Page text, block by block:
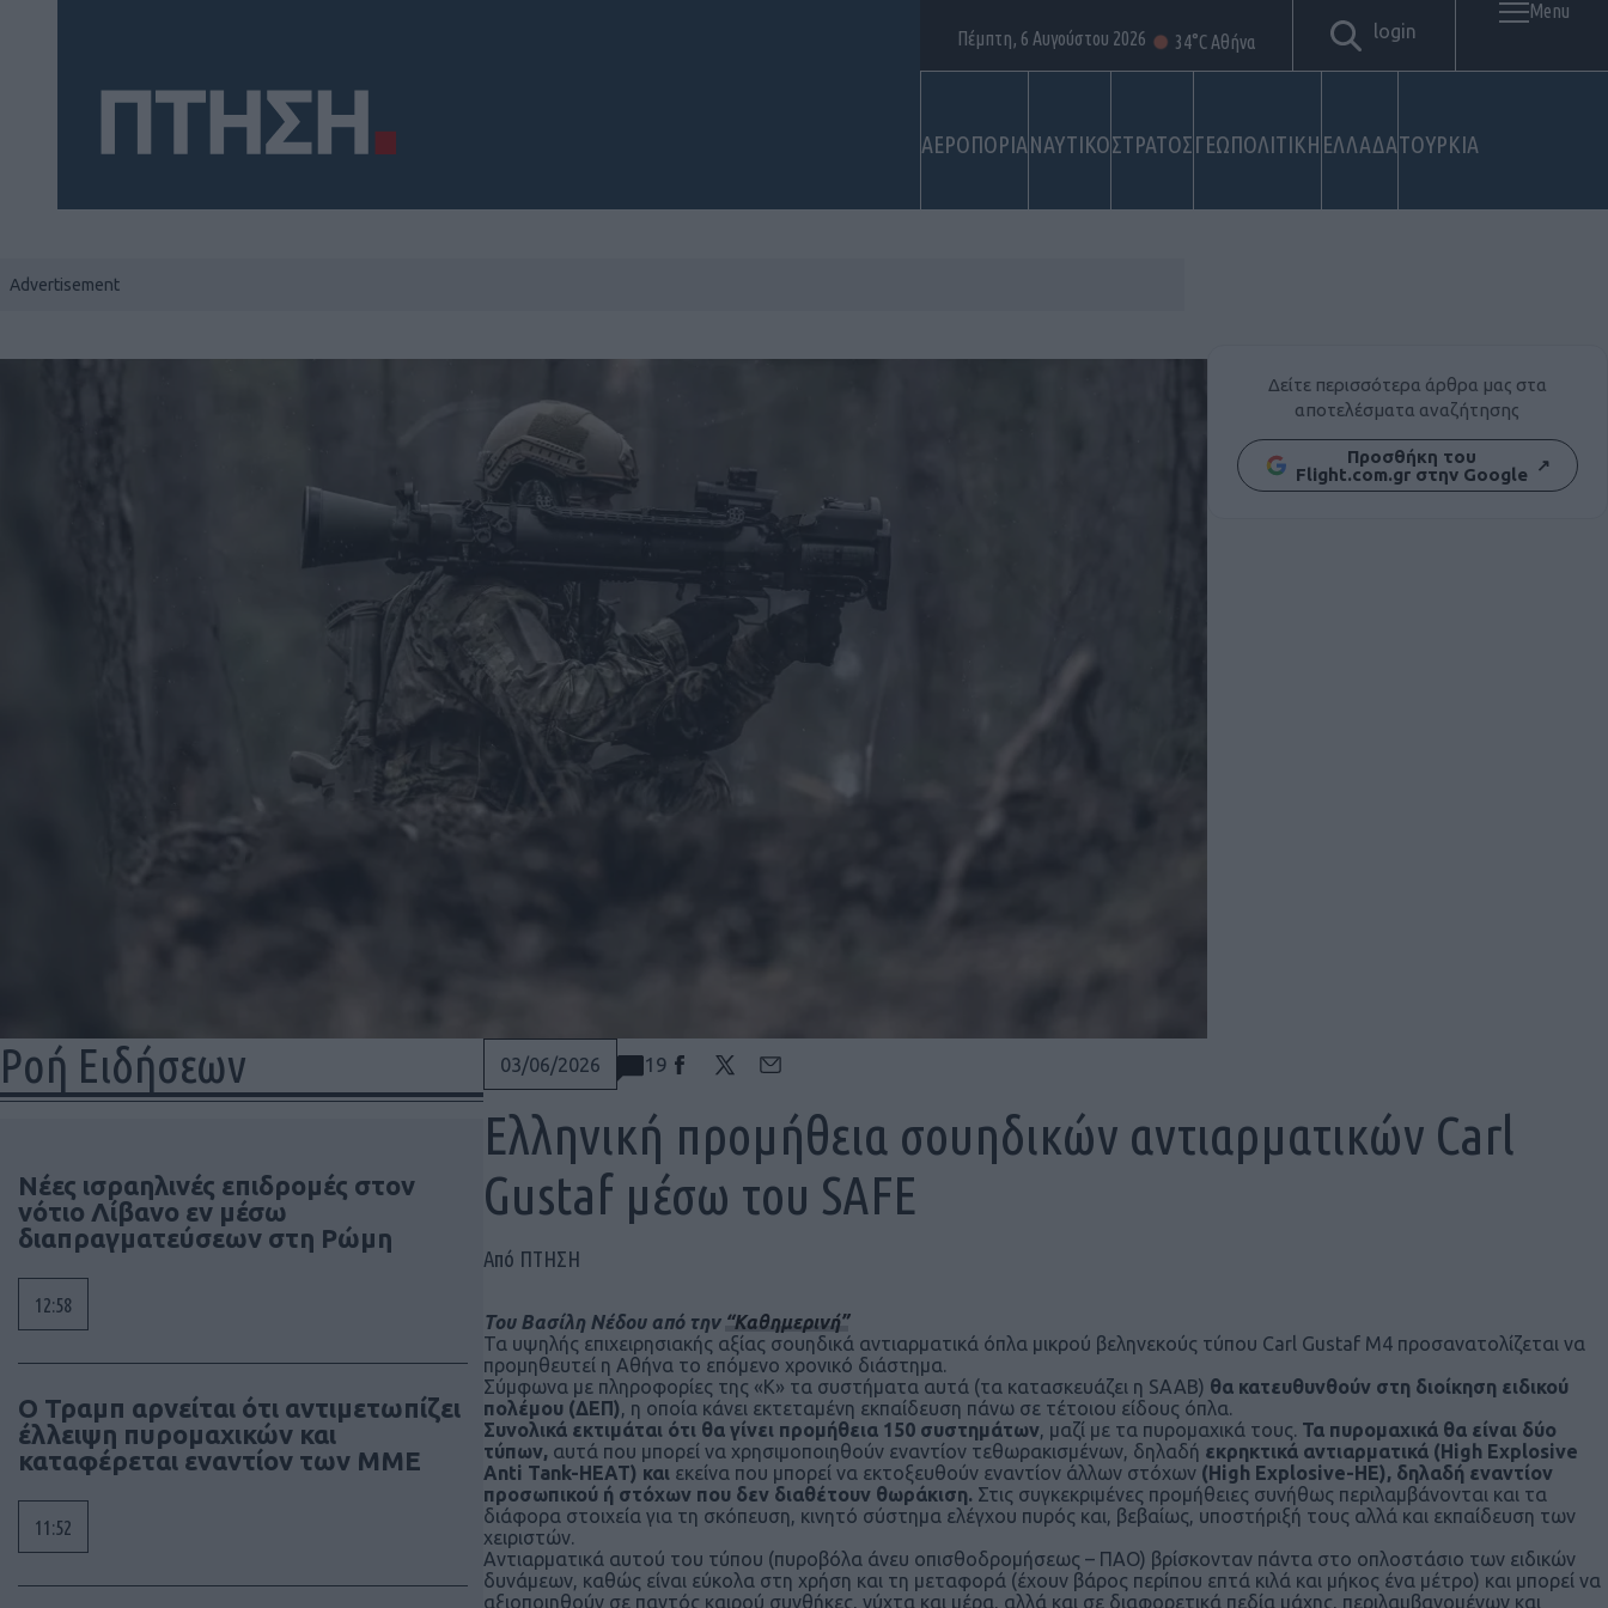
ΑΕΡΟΠΟΡΙΑΝΑΥΤΙΚΟΣΤΡΑΤΟΣΓΕΩΠΟΛΙΤΙΚΗ ΕΛΛΑΔΑΤΟΥΡΚΙΑ
Πέμπτη, 6 Αυγούστου 2026 34°C Αθήνα login
Menu
Ροή Ειδήσεων
Νέες ισραηλινές επιδρομές στον
νότιο Λίβανο εν μέσω
διαπραγματεύσεων στη Ρώμη
12:58
Ο Τραμπ αρνείται ότι αντιμετωπίζει
έλλειψη πυρομαχικών και
καταφέρεται εναντίον των ΜΜΕ
11:52
Δείτε περισσότερα άρθρα μας στα
αποτελέσματα αναζήτησης
Προσθήκη του
Flight.com.gr στην Google ↗
03/06/2026 19
Ελληνική προμήθεια σουηδικών αντιαρματικών Carl
Gustaf μέσω του SAFE
Από ΠΤΗΣΗ
Του Βασίλη Νέδου από την “Καθημερινή”
Τα υψηλής επιχειρησιακής αξίας σουηδικά αντιαρματικά όπλα μικρού βεληνεκούς τύπου Carl Gustaf M4 προσανατολίζεται να
προμηθευτεί η Αθήνα το επόμενο χρονικό διάστημα.
Σύμφωνα με πληροφορίες της «Κ» τα συστήματα αυτά (τα κατασκευάζει η SAAB) θα κατευθυνθούν στη διοίκηση ειδικού
πολέμου (ΔΕΠ), η οποία κάνει εκτεταμένη εκπαίδευση πάνω σε τέτοιου είδους όπλα.
Συνολικά εκτιμάται ότι θα γίνει προμήθεια 150 συστημάτων, μαζί με τα πυρομαχικά τους. Τα πυρομαχικά θα είναι δύο
τύπων, αυτά που μπορεί να χρησιμοποιηθούν εναντίον τεθωρακισμένων, δηλαδή εκρηκτικά αντιαρματικά (High Explosive
Anti Tank-HEAT) και εκείνα που μπορεί να εκτοξευθούν εναντίον άλλων στόχων (High Explosive-HE), δηλαδή εναντίον
προσωπικού ή στόχων που δεν διαθέτουν θωράκιση. Στις συγκεκριμένες προμήθειες συνήθως περιλαμβάνονται και τα
διάφορα στοιχεία για τη σκόπευση, κινητό σύστημα ελέγχου πυρός και, βεβαίως, υποστήριξή τους αλλά και εκπαίδευση των
χειριστών.
Αντιαρματικά αυτού του τύπου (πυροβόλα άνευ οπισθοδρομήσεως – ΠΑΟ) βρίσκονταν πάντα στο οπλοστάσιο των ειδικών
δυνάμεων, καθώς είναι εύκολα στη χρήση και τη μεταφορά (έχουν βάρος περίπου επτά κιλά και μήκος ένα μέτρο) και μπορεί να
αξιοποιηθούν σε παντός καιρού συνθήκες, νύχτα και μέρα, αλλά και σε διαφορετικά πεδία μάχης, περιλαμβανομένων και